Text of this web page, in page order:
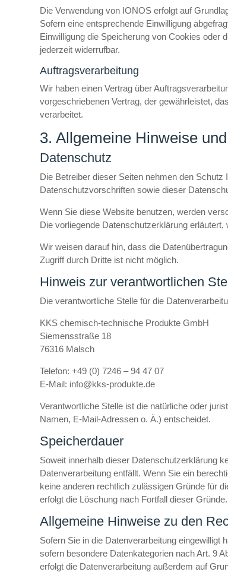
Die Verwendung von IONOS erfolgt auf
Sofern eine entsprechende Einwilligung
Einwilligung die Speicherung von Cookies oder
jederzeit widerrufbar.
Auftragsverarbeitung
Wir haben einen Vertrag über
vorgeschriebenen Vertrag, der gewährleistet,
verarbeitet.
3. Allgemeine Hinweise
Datenschutz
Die Betreiber dieser Seiten nehmen den
Datenschutzvorschriften sowie dieser
Wenn Sie diese Website benutzen, werden
Die vorliegende Datenschutzerklärung
Wir weisen darauf hin, dass die
Zugriff durch Dritte ist nicht möglich.
Hinweis zur verantwortlichen
Die verantwortliche Stelle für die
KKS chemisch-technische Produkte GmbH
Siemensstraße 18
76316 Malsch
Telefon: +49 (0) 7246 – 94 47 07
E-Mail: info@kks-produkte.de
Verantwortliche Stelle ist die natürliche oder
Namen, E-Mail-Adressen o. Ä.) entscheidet.
Speicherdauer
Soweit innerhalb dieser Datenschutzerklärung
Datenverarbeitung entfällt. Wenn Sie ein
keine anderen rechtlich zulässigen Gründe für
erfolgt die Löschung nach Fortfall dieser Gründe.
Allgemeine Hinweise zu den
Sofern Sie in die Datenverarbeitung eingewilligt
sofern besondere Datenkategorien nach Art. 9
erfolgt die Datenverarbeitung außerdem auf